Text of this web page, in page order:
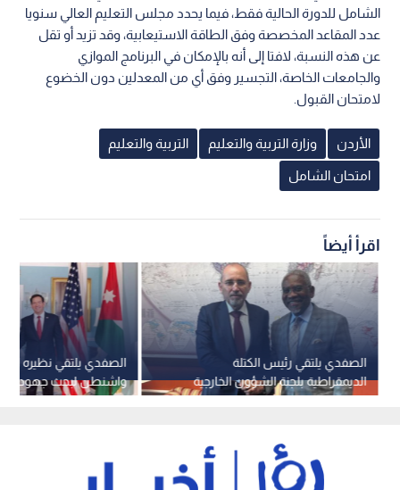
الشامل للدورة الحالية فقط، فيما يحدد مجلس التعليم العالي سنويا
عدد المقاعد المخصصة وفق الطاقة الاستيعابية، وقد تزيد أو تقل
عن هذه النسبة، لافتا إلى أنه بالإمكان في البرنامج الموازي
والجامعات الخاصة، التجسير وفق أي من المعدلين دون الخضوع
لامتحان القبول.
الأردن وزارة التربية والتعليم التربية والتعليم
امتحان الشامل
اقرأ أيضاً
الصفدي يلتقي نظيره
واشنطن لبحث جهود
المنطقة
الصفدي يلتقي رئيس الكتلة
الديمقراطية بلجنة الشؤون الخارجية
بمجلس النواب الأمريكي